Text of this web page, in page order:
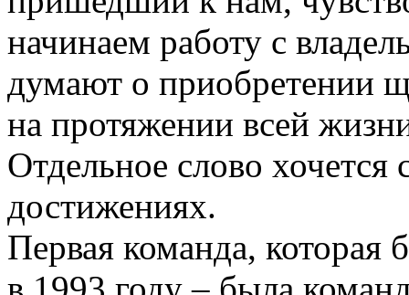
начинаем работу с
думают о приобретении
на протяжении всей
Отдельное слово
достижениях.
Первая команда, которая